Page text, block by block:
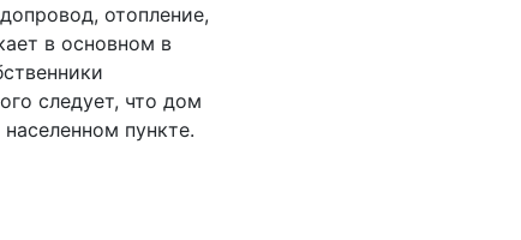
отопление,
в основном в
следует, что дом
пункте.